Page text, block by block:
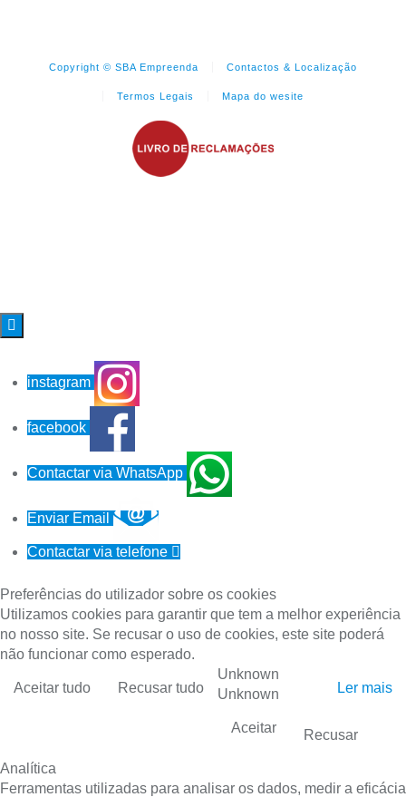
Copyright © SBA Empreenda Contactos & Localização
Termos Legais Mapa do wesite

instagram
facebook
Contactar via WhatsApp
Enviar Email
Contactar via telefone 
Preferências do utilizador sobre os cookies
Utilizamos cookies para garantir que tem a melhor experiência
no nosso site. Se recusar o uso de cookies, este site poderá
não funcionar como esperado.
Aceitar tudo Recusar tudo Ler mais
Unknown
Unknown
Aceitar Recusar
Analítica
Ferramentas utilizadas para analisar os dados, medir a eficácia